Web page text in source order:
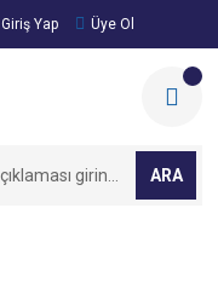
Giriş Yap Üye Ol
ARA